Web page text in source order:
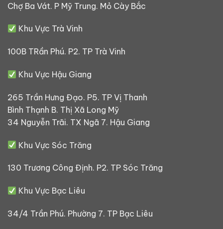
Chợ Ba Vát. P Mỹ Trung. Mỏ Cày Bắc
Khu Vực Trà Vinh
100B TRần Phú. P2. TP Trà Vinh
Khu Vực Hậu Giang
265 Trần Hưng Đạo. P5. TP Vị Thanh
Bình Thạnh B. Thị Xã Long Mỹ
34 Nguyễn Trãi. TX Ngã 7. Hậu Giang
Khu Vực Sóc Trăng
130 Trương Công Định. P2. TP Sóc Trăng
Khu Vực Bạc Liêu
34/4 Trần Phú. Phường 7. TP Bạc Liêu